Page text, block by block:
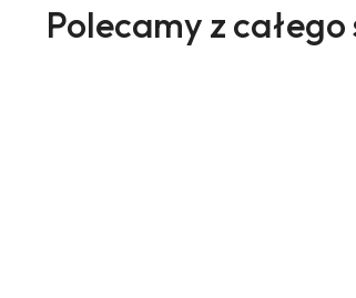
Produkty
Polecamy z